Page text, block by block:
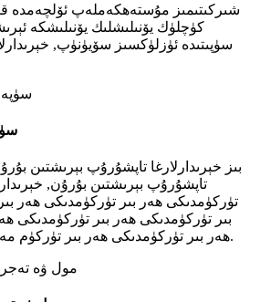
شىركىتىمىز مۇستەھكەملەپ ئۆلچەمدە
كۈچلۈك يۆنىلىشلىك يۆنىلىشكە
سۈپىتىدە ئۈزلۈكسىز سۆيۈنۈپ,
بىز خېرىدارلارغا تاپشۇرۇپ بېرىشتىن
تاپشۇرۇپ بېرىشتىن بۇرۇن,
تۈركۈمدىكى ھەر بىر تۈركۈمدىكى ھەر
بىر تۈركۈمدىكى ھەر بىر تۈركۈمدىكى
ھەر بىر تۈركۈمدىكى ھەر بىر تۈركۈم مەھسۇلاتنى ساقلاڭ.